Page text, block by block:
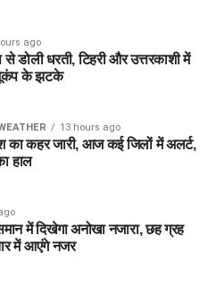
ago
डोली धरती, टिहरी और उत्तरकाशी में
के झटके
13 hours ago
का कहर जारी, आज कई जिलों में अलर्ट,
हाल
में दिखेगा अनोखा नजारा, छह ग्रह
में आएंगे नजर